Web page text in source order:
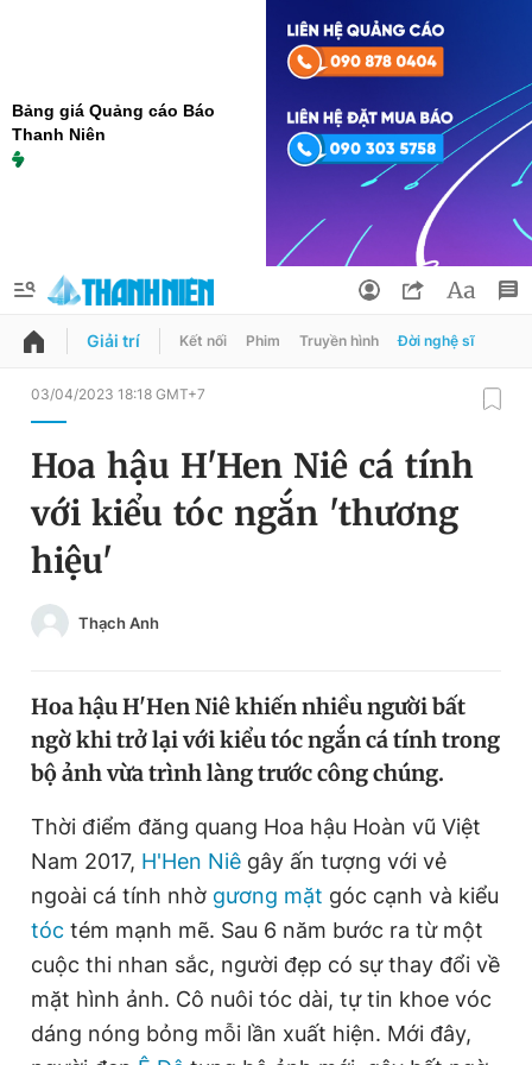
Bảng giá Quảng cáo Báo
Thanh Niên
QUẢNG CÁO
Chuyên mục
Chuyên mục khác
Chào ngày mới
Tin 360
Video Magazine
Sản phẩm khác
Tiện ích Bạn cần biết
Thông tin tòa soạn Liên hệ quảng cáo
Đổi mật khẩu
Tin đã lưu
Tin đã xem
Giải trí Kết nối Phim Truyền hình Đời nghệ sĩ
03/04/2023 18:18 GMT+7
Hoa hậu H'Hen Niê cá tính
với kiểu tóc ngắn 'thương
hiệu'
Thạch Anh
Hoa hậu H'Hen Niê khiến nhiều người bất
ngờ khi trở lại với kiểu tóc ngắn cá tính trong
bộ ảnh vừa trình làng trước công chúng.
Thời điểm đăng quang Hoa hậu Hoàn vũ Việt
Nam 2017, H'Hen Niê gây ấn tượng với vẻ
ngoài cá tính nhờ gương mặt góc cạnh và kiểu
tóc tém mạnh mẽ. Sau 6 năm bước ra từ một
cuộc thi nhan sắc, người đẹp có sự thay đổi về
mặt hình ảnh. Cô nuôi tóc dài, tự tin khoe vóc
dáng nóng bỏng mỗi lần xuất hiện. Mới đây,